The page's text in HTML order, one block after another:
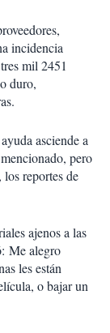
incidencia
mil 2451
duro,
asciende a
pero
reportes de
ajenos a las
Me alegro
les están
o bajar un